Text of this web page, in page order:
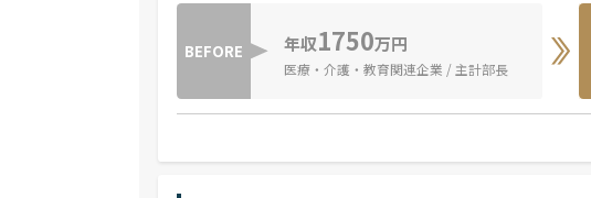
BEFORE 年収1750万円
医療・介護・教育関連企業 / 主計部長